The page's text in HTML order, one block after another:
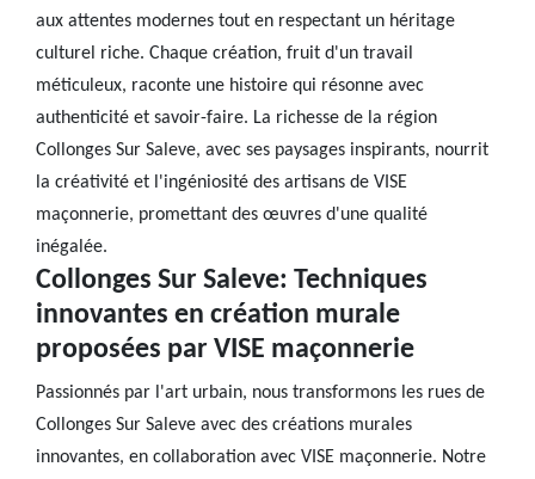
aux attentes modernes tout en respectant un héritage
culturel riche. Chaque création, fruit d'un travail
méticuleux, raconte une histoire qui résonne avec
authenticité et savoir-faire. La richesse de la région
Collonges Sur Saleve, avec ses paysages inspirants, nourrit
la créativité et l'ingéniosité des artisans de VISE
maçonnerie, promettant des œuvres d'une qualité
inégalée.
Collonges Sur Saleve: Techniques
innovantes en création murale
proposées par VISE maçonnerie
Passionnés par l'art urbain, nous transformons les rues de
Collonges Sur Saleve avec des créations murales
innovantes, en collaboration avec VISE maçonnerie. Notre